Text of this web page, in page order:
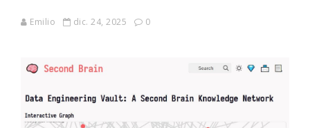
Emilio dic. 24, 2025 0